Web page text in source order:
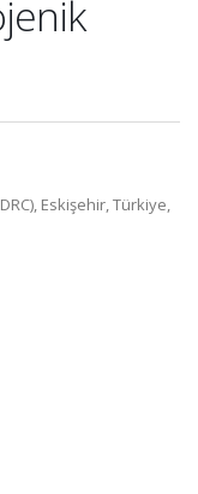
Eskişehir, Türkiye,